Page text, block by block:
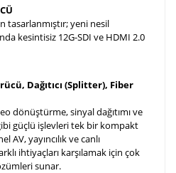
tasarlanmıştır; yeni nesil
kesintisiz 12G-SDI ve HDMI 2.0
Dağıtıcı (Splitter), Fiber
dönüştürme, sinyal dağıtımı ve
güçlü işlevleri tek bir kompakt
yayıncılık ve canlı
ihtiyaçları karşılamak için çok
sunar.